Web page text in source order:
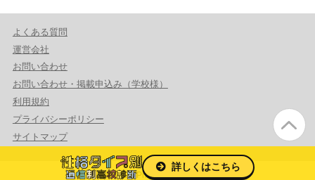
よくある質問
運営会社
お問い合わせ
お問い合わせ・掲載申込み（学校様）
利用規約
プライバシーポリシー
サイトマップ
© 2026 PrmaCeed Co.,Ltd.
詳しくはこちら